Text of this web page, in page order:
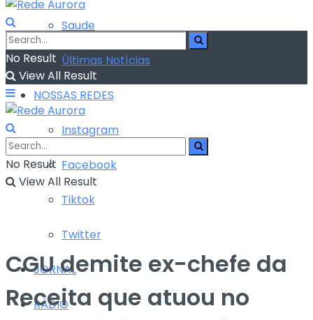
Saude
Últimas Notícias
NOSSAS REDES
Instagram
Facebook
Tiktok
Twitter
JORNAL
RÁDIO
No Result
View All Result
No Result
View All Result
CGU demite ex-chefe da
Receita que atuou no